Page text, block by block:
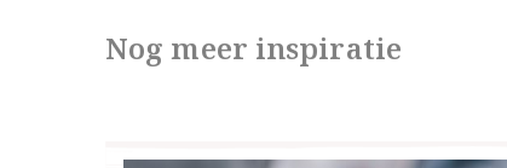
Nog meer inspiratie